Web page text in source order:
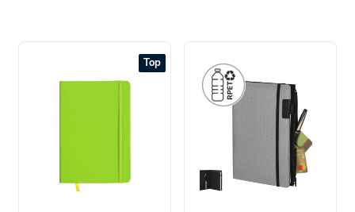
Top